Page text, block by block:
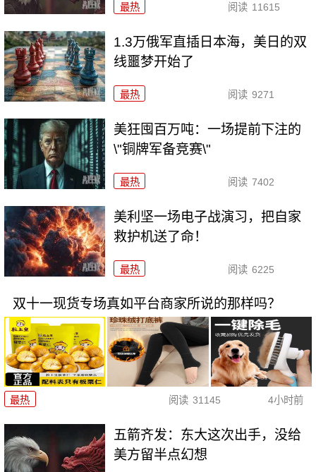
最热 阅读 11615
1.3万俄军直插日本海，美日的双
线噩梦开始了
最热 阅读 9271
美狂囤百万吨：一场提前下注的
\"铜牌军备竞赛\"
最热 阅读 7402
美利坚一场电子战演习，把自家
救护机送了命！
最热 阅读 6225
双十一现货专场真如平台商家所说的那样吗？
最热 阅读 31145 4小时前
五箭齐发：东大这次出手，没给
美方留半点幻想